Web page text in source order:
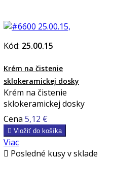
Kód: 25.00.15
Krém na čistenie
sklokeramickej dosky
Krém na čistenie
sklokeramickej dosky
Cena 5,12 €
 Vložiť do košíka
Viac
 Posledné kusy v sklade